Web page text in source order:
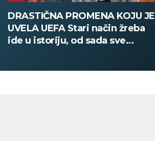
POŽAR U VRTIĆU NA VOŽDOVCU
Deca i zaposleni evakuisani